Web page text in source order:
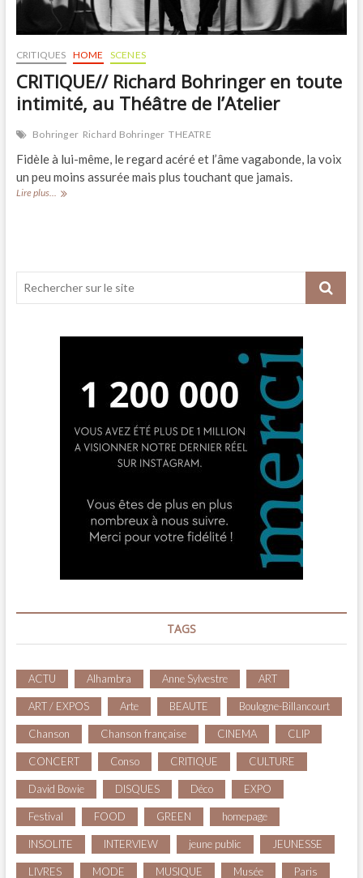
CRITIQUES HOME SCENES
CRITIQUE// Richard Bohringer en toute
intimité, au Théâtre de l’Atelier
Bohringer Richard Bohringer THEATRE
Fidèle à lui-même, le regard acéré et l’âme vagabonde, la voix
un peu moins assurée mais plus touchant que jamais.
Lire plus...
CRITIQUE//
Théâtre
de
TAGS
ACTU Alhambra Anne Sylvestre ART
ART / EXPOS Arte BEAUTE Boulogne-Billancourt
Chanson Chanson française CINEMA CLIP
CONCERT Conso CRITIQUE CULTURE
David Bowie DISQUES Déco EXPO
Festival FOOD GREEN homepage
INSOLITE INTERVIEW jeune public JEUNESSE
LIVRES MODE MUSIQUE Musée Paris